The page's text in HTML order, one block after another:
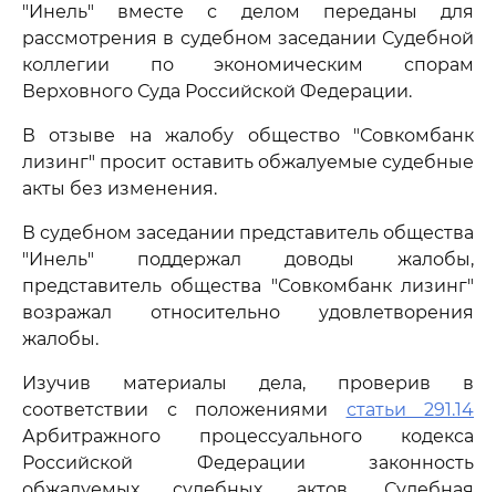
"Инель" вместе с делом переданы для
рассмотрения в судебном заседании Судебной
коллегии по экономическим спорам
Верховного Суда Российской Федерации.
В отзыве на жалобу общество "Совкомбанк
лизинг" просит оставить обжалуемые судебные
акты без изменения.
В судебном заседании представитель общества
"Инель" поддержал доводы жалобы,
представитель общества "Совкомбанк лизинг"
возражал относительно удовлетворения
жалобы.
Изучив материалы дела, проверив в
соответствии с положениями статьи 291.14
Арбитражного процессуального кодекса
Российской Федерации законность